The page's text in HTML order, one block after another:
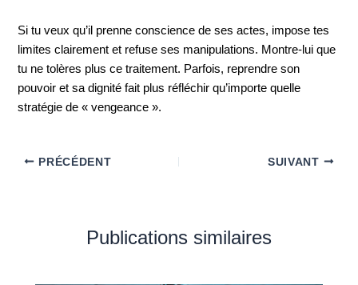
Si tu veux qu’il prenne conscience de ses actes, impose tes
limites clairement et refuse ses manipulations. Montre-lui que
tu ne tolères plus ce traitement. Parfois, reprendre son
pouvoir et sa dignité fait plus réfléchir qu’importe quelle
stratégie de « vengeance ».
PRÉCÉDENT SUIVANT
Publications similaires